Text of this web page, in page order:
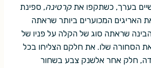
בערך, כשתקפו אתקרטינה, ספינת
האריגים המכוערים ביותר שראתה
שראתה סוג של הקלה על פניו של
הסחורה שלו. את חלקם הצליחו בכל
חלק אחר אלשנק צבע בשחור